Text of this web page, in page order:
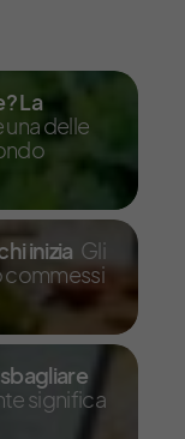
La
delle
inizia Gli
commessi
significa